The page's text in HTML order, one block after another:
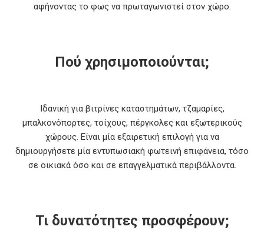
αφήνοντας το φως να πρωταγωνιστεί στον χώρο.
Πού χρησιμοποιούνται;
Ιδανική για βιτρίνες καταστημάτων, τζαμαρίες,
μπαλκονόπορτες, τοίχους, πέργκολες και εξωτερικούς
χώρους. Είναι μία εξαιρετική επιλογή για να
δημιουργήσετε μία εντυπωσιακή φωτεινή επιφάνεια, τόσο
σε οικιακά όσο και σε επαγγελματικά περιβάλλοντα.
Τι δυνατότητες προσφέρουν;